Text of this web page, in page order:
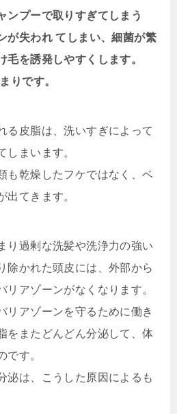
ンプーで取りすぎてしまう
が失われ てしまい、細菌が繁
毛を誘発しやすくします。
りです。
る皮脂は、洗いすぎによって
しまいます。
も乾燥したフケではなく、ベ
出てきます。
り過剰な洗髪や洗浄力の強い
除かれた頭皮には、外部から
リアゾーンがなくなります。
リアゾーンを守るために働き
をまたどんどん分泌して、体
です。
泌は、こうした原因によるも